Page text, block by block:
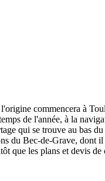
commencera à
de l'année, à la
qui se trouve au bas
du Bec-de-Grave, dont
que les plans et devis